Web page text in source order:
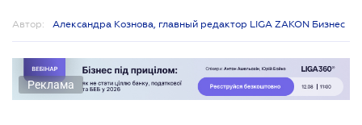
Автор: Александра Кознова, главный редактор LIGA ZAKON Бизнес
Реклама